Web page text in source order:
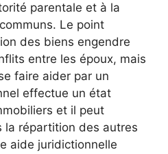
parentale et à la
Le point
des biens engendre
entre les époux, mais
faire aider par un
effectue un état
et il peut
la répartition des autres
aide juridictionnelle